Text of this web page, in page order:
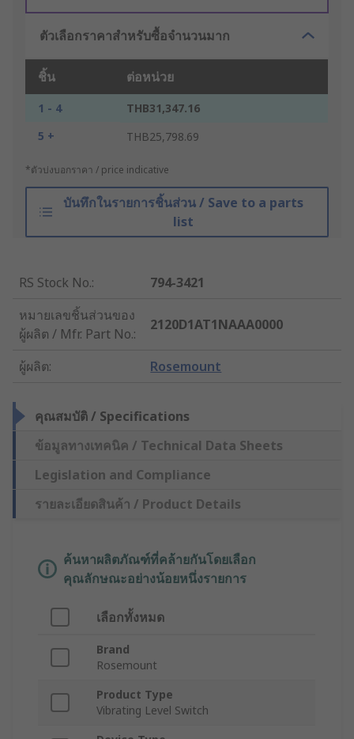
ตัวเลือกราคาสำหรับซื้อจำนวนมาก
ชิ้น ต่อหน่วย
1 - 4
THB31,347.16
5 +
THB25,798.69
*ตัวบ่งบอกราคา / price indicative
บันทึกในรายการชิ้นส่วน / Save to a parts
list
RS Stock No.:
794-3421
หมายเลขชิ้นส่วนของ
ผู้ผลิต / Mfr. Part No.:
2120D1AT1NAAA0000
ผู้ผลิต: Rosemount
คุณสมบัติ / Specifications
ข้อมูลทางเทคนิค / Technical Data Sheets
Legislation and Compliance
รายละเอียดสินค้า / Product Details
ค้นหาผลิตภัณฑ์ที่คล้ายกันโดยเลือก
คุณลักษณะอย่างน้อยหนึ่งรายการ
เลือกทั้งหมด
Brand
Rosemount
Product Type
Vibrating Level Switch